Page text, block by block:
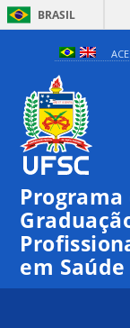
BRASIL
Programa
em Saúde